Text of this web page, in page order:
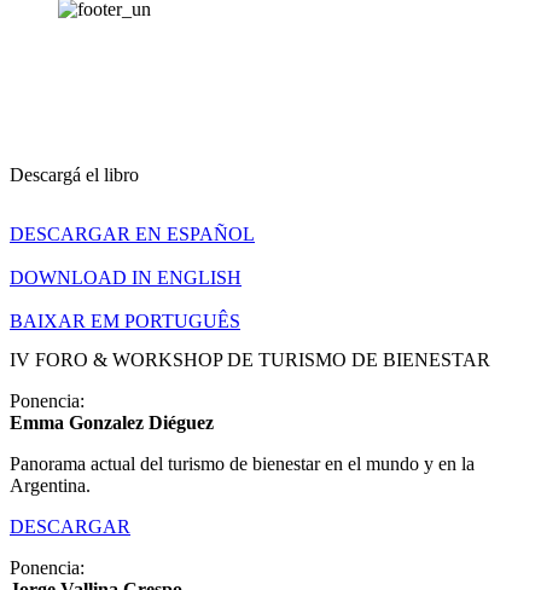
Descargá el libro
DESCARGAR EN ESPAÑOL
DOWNLOAD IN ENGLISH
BAIXAR EM PORTUGUÊS
IV FORO & WORKSHOP DE TURISMO DE BIENESTAR​
Ponencia:
Emma Gonzalez Diéguez
Panorama actual del turismo de bienestar en el mundo y en la
Argentina.
DESCARGAR
Ponencia: